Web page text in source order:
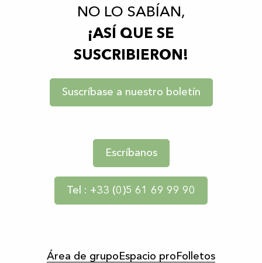
NO LO SABÍAN,
¡ASÍ QUE SE
SUSCRIBIERON!
Suscríbase a nuestro boletín
Escríbanos
Tel : +33 (0)5 61 69 99 90
Área de grupo Espacio pro Folletos